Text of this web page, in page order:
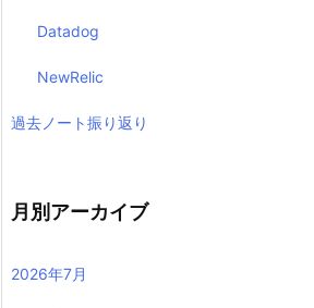
Datadog
NewRelic
過去ノート振り返り
月別アーカイブ
2026年7月